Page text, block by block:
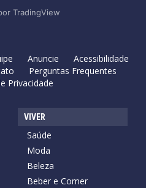
TradingView
Anuncie
Acessibilidade
Perguntas Frequentes
Privacidade
VIVER
Saúde
Moda
Beleza
Beber e Comer